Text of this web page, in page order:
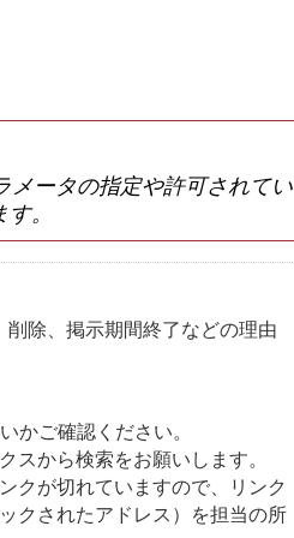
メータの指定や許可されてい
。
除、掲示期間終了などの理由
かご確認ください。
スから検索をお願いします。
クが切れていますので、リンク
クされたアドレス）を担当の所